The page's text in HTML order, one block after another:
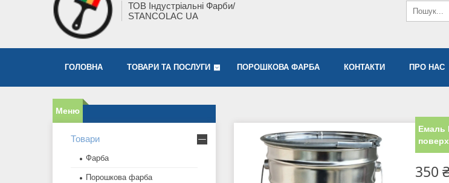
ТОВ Індустріальні Фарби/
STANCOLAC UA
ГОЛОВНА ТОВАРИ ТА ПОСЛУГИ ПОРОШКОВА ФАРБА КОНТАКТИ ПРО НАС
Емаль
350
Товари
Фарба
Порошкова фарба